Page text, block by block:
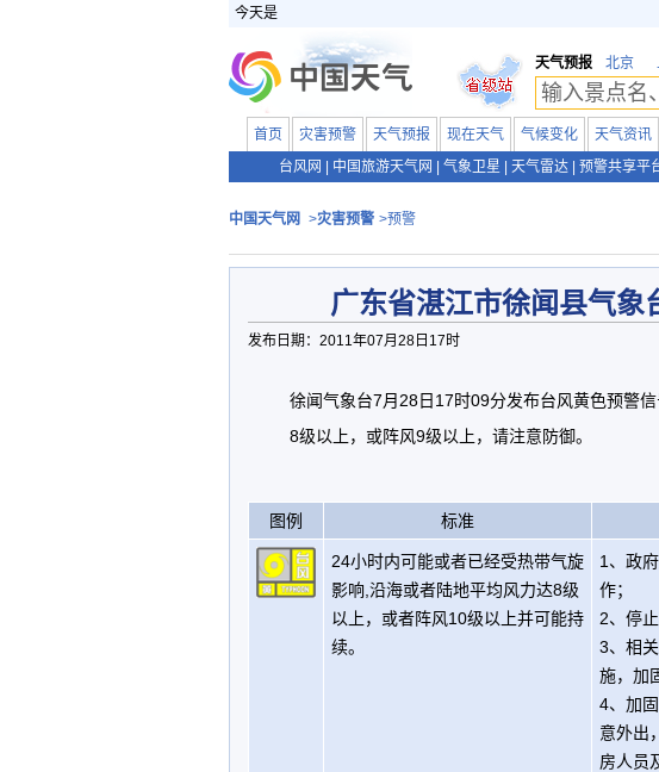
今天是
天气预报 北京
首页 灾害预警 天气预报 现在天气 气候变化 天气资讯
台风网
中国旅游天气网 气象卫星 天气雷达 预警共享平
中国天气网 >灾害预警 >预警
广东省湛江市徐闻县气象
发布日期：2011年07月28日17时
徐闻气象台7月28日17时09分发布台风黄色预警
8级以上，或阵风9级以上，请注意防御。
图例 标准
24小时内可能或者已经受热带气旋
影响,沿海或者陆地平均风力达8级
以上，或者阵风10级以上并可能持
续。
1、政
作；
2、停
3、相
施，加
4、加
意外出
房人员